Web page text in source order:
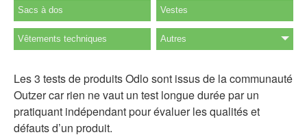
Sacs à dos Vestes
Vêtements techniques Autres
Les 3 tests de produits Odlo sont issus de la communauté
Outzer car rien ne vaut un test longue durée par un
pratiquant indépendant pour évaluer les qualités et
défauts d’un produit.